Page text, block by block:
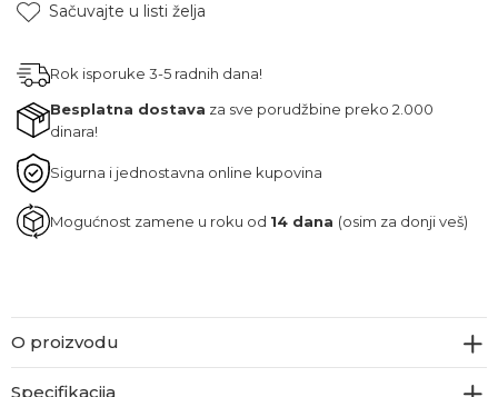
Sačuvajte u listi želja
Rok isporuke 3-5 radnih dana!
Besplatna dostava za sve porudžbine preko 2.000
dinara!
Sigurna i jednostavna online kupovina
Mogućnost zamene u roku od 14 dana (osim za donji veš)
O proizvodu
Specifikacija